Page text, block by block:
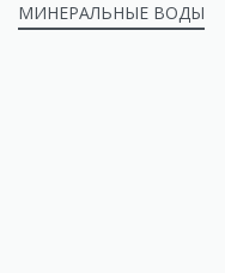
МИНЕРАЛЬНЫЕ ВОДЫ